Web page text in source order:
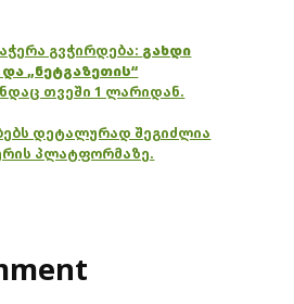
გვჭირდება: გახდი
„ნეტგაზეთის“
თვეში 1 ლარიდან.
დეტალურად შეგიძლია
პლატფორმაზე.